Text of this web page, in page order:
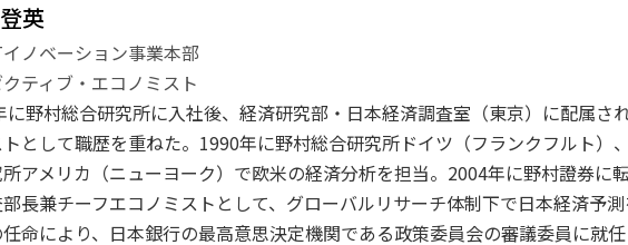
英
ノベーション事業本部
ティブ・エコノミスト
に野村総合研究所に入社後、経済研究部・日本経済調査室（東京）に配属さ
として職歴を重ねた。1990年に野村総合研究所ドイツ（フランクフルト）
アメリカ（ニューヨーク）で欧米の経済分析を担当。2004年に野村證券に
長兼チーフエコノミストとして、グローバルリサーチ体制下で日本経済予
命により、日本銀行の最高意思決定機関である政策委員会の審議委員に就